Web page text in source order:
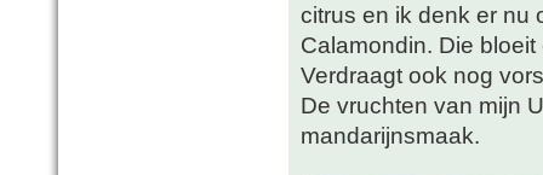
citrus en ik denk er nu
Calamondin. Die
Verdraagt ook nog
De vruchten van mijn
mandarijnsmaak.